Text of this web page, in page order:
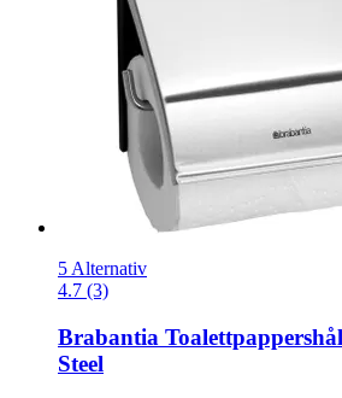
5 Alternativ
4.7 (3)
Brabantia
Steel